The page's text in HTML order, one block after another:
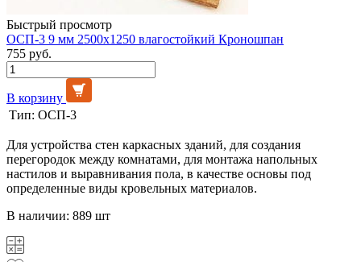
Быстрый просмотр
ОСП-3 9 мм 2500х1250 влагостойкий Кроношпан
755 руб.
В корзину
Тип: ОСП-3
Для устройства стен каркасных зданий, для создания
перегородок между комнатами, для монтажа напольных
настилов и выравнивания пола, в качестве основы под
определенные виды кровельных материалов.
В наличии: 889 шт